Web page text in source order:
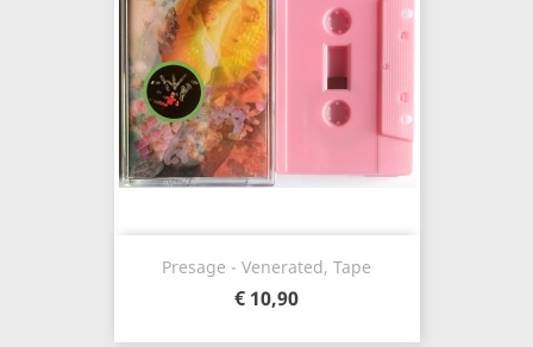
Presage - Venerated, Tape
€ 10,90